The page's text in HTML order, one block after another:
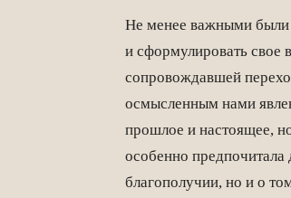
Не менее важными были
и сформулировать свое
сопровождавшей
осмысленным нами
прошлое и настоящее,
особенно
благополучии, но и о